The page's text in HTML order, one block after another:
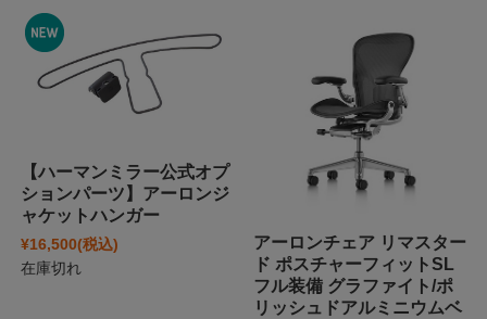
【ハーマンミラー公式オプ
ションパーツ】アーロンジ
ャケットハンガー
¥16,500(税込)
在庫切れ
アーロンチェア リマスター
ド ポスチャーフィットSL
フル装備 グラファイト/ポ
リッシュドアルミニウムベ